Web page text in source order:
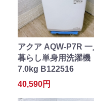
アクア AQW-P7R 一
暮らし単身用洗濯機
7.0kg B122516
40,590円